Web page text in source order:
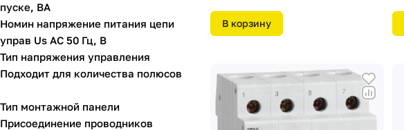
В корзину
пуске, ВА
Номин напряжение питания цепи
управ Us AC 50 Гц, В
Тип напряжения управления
Подходит для количества полюсов
Тип монтажной панели
Присоединение проводников